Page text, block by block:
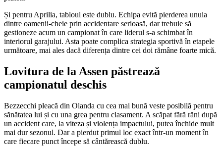
Și pentru Aprilia, tabloul este dublu. Echipa evită pierderea unuia
dintre oamenii-cheie prin accidentare serioasă, dar trebuie să
gestioneze acum un campionat în care liderul s-a schimbat în
interiorul garajului. Asta poate complica strategia sportivă în etapele
următoare, mai ales dacă diferența dintre cei doi rămâne foarte mică.
Lovitura de la Assen păstrează
campionatul deschis
Bezzecchi pleacă din Olanda cu cea mai bună veste posibilă pentru
sănătatea lui și cu una grea pentru clasament. A scăpat fără răni după
un accident care, la viteza și violența impactului, putea închide mult
mai dur sezonul. Dar a pierdut primul loc exact într-un moment în
care fiecare punct începe să cântărească dublu.